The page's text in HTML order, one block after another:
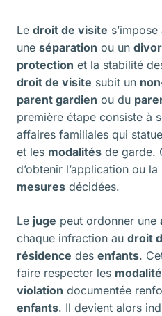
Le droit de visite
une séparation ou un
protection et la stabilité
droit de visite subit un
parent gardien ou du
première étape consiste à
affaires familiales qui
et les modalités de garde.
d’obtenir l’application ou la
mesures décidées.
Le juge peut ordonner une
chaque infraction au droit
résidence des enfants.
faire respecter les
violation documentée
enfants. Il devient alors